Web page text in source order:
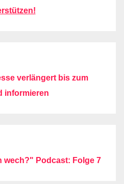
verlängert bis zum
informieren
wech?" Podcast: Folge 7